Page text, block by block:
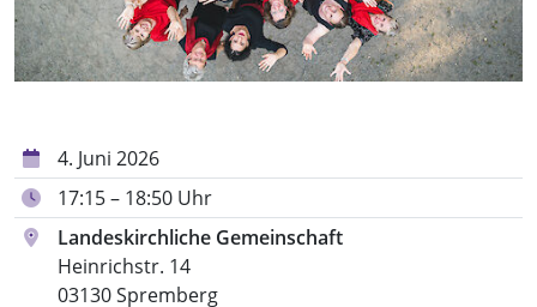
4. Juni 2026
17:15 – 18:50 Uhr
Landeskirchliche Gemeinschaft
Heinrichstr. 14
03130 Spremberg